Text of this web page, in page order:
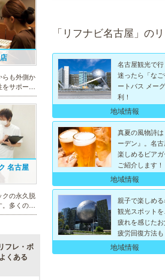
らも外側か
をサポー
イエット、
内外コー
等多彩な
体験コー
名古屋
クの永久脱
多くの男
宿1院か
ました。
フレ・ボ
くある
「リフナビ名古屋」の
名古屋観光で
迷ったら「な
ートバス メー
利！
地域情報
真夏の風物詩
ーデン』。名
楽しめるビア
ご紹介します！
地域情報
親子で楽しめ
観光スポットを
疲れを感じた
疲労回復方法も
地域情報